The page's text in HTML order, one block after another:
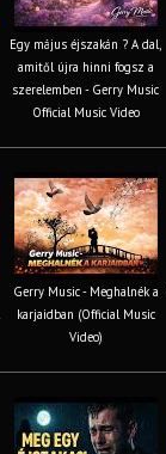
Egy május éjszakán ? A dal,
amitől újra hinni fogsz a
szerelemben - Gerry Music
Official Music Video
Gerry Music - Meghalnék a
karjaidban (Official Music
Video)